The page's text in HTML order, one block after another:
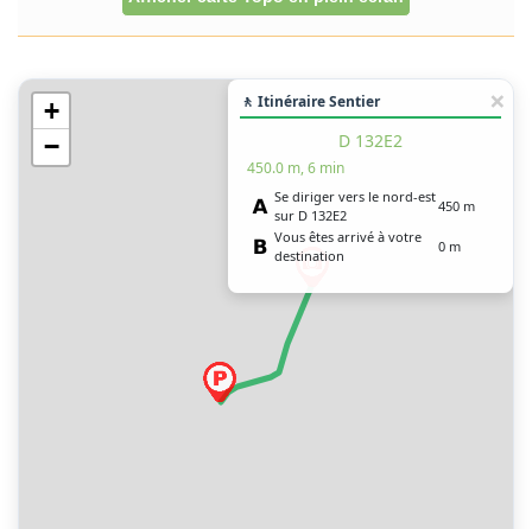
+
−
🚶 Itinéraire Sentier
D 132E2
450.0 m, 6 min
Se diriger vers le nord-est
sur D 132E2
450 m
Vous êtes arrivé à votre
destination
0 m